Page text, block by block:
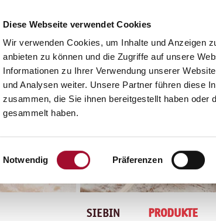
Diese Webseite verwendet Cookies
Wir verwenden Cookies, um Inhalte und Anzeigen
anbieten zu können und die Zugriffe auf unsere
Informationen zu Ihrer Verwendung unserer
und Analysen weiter. Unsere Partner führen diese
zusammen, die Sie ihnen bereitgestellt haben oder
gesammelt haben.
Einwilligungsauswahl
Notwendig Präferenzen
SIEBIN PRODUKTE